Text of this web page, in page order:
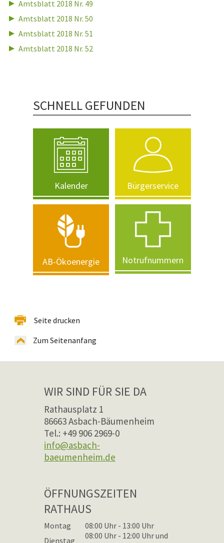
Amtsblatt 2018 Nr. 49
Amtsblatt 2018 Nr. 50
Amtsblatt 2018 Nr. 51
Amtsblatt 2018 Nr. 52
SCHNELL GEFUNDEN
Kalender Bürgerservice
AB-Ökoenergie Notrufnummern
Seite drucken
Zum Seitenanfang
WIR SIND FÜR SIE DA
Rathausplatz 1
86663 Asbach-Bäumenheim
Tel.: +49 906 2969-0
info@asbach-
baeumenheim.de
ÖFFNUNGSZEITEN
RATHAUS
Montag
08:00 Uhr - 13:00 Uhr
Dienstag
08:00 Uhr - 12:00 Uhr und